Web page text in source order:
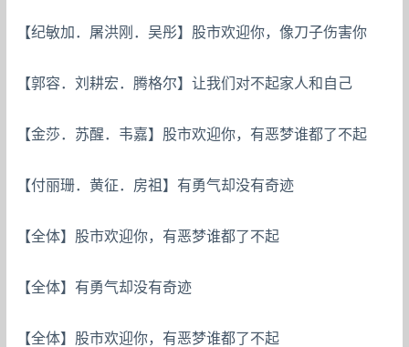
【纪敏加．屠洪刚．吴彤】股市欢迎你，像刀子伤害你
【郭容．刘耕宏．腾格尔】让我们对不起家人和自己
【金莎．苏醒．韦嘉】股市欢迎你，有恶梦谁都了不起
【付丽珊．黄征．房祖】有勇气却没有奇迹
【全体】股市欢迎你，有恶梦谁都了不起
【全体】有勇气却没有奇迹
【全体】股市欢迎你，有恶梦谁都了不起